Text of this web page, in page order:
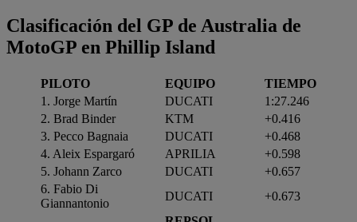
Clasificación del GP de Australia de
MotoGP en Phillip Island
PILOTO EQUIPO
TIEMPO
1. Jorge Martín
DUCATI
1:27.246
2. Brad Binder
KTM
+0.416
3. Pecco Bagnaia
DUCATI
+0.468
4. Aleix Espargaró
APRILIA
+0.598
5. Johann Zarco
DUCATI
+0.657
6. Fabio Di
Giannantonio
DUCATI +0.673